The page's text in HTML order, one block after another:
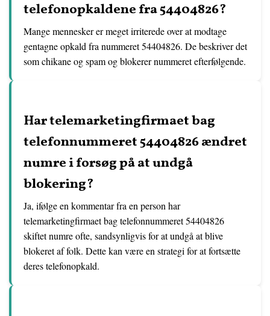
telefonopkaldene fra 54404826?
Mange mennesker er meget irriterede over at modtage
gentagne opkald fra nummeret 54404826. De beskriver det
som chikane og spam og blokerer nummeret efterfølgende.
Har telemarketingfirmaet bag
telefonnummeret 54404826 ændret
numre i forsøg på at undgå
blokering?
Ja, ifølge en kommentar fra en person har
telemarketingfirmaet bag telefonnummeret 54404826
skiftet numre ofte, sandsynligvis for at undgå at blive
blokeret af folk. Dette kan være en strategi for at fortsætte
deres telefonopkald.